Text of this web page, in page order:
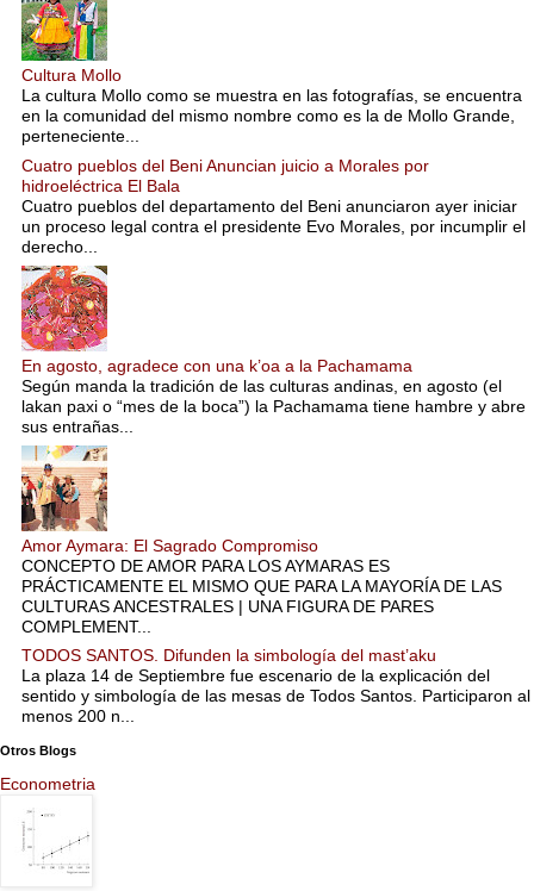
Cultura Mollo
La cultura Mollo como se muestra en las fotografías, se encuentra
en la comunidad del mismo nombre como es la de Mollo Grande,
perteneciente...
Cuatro pueblos del Beni Anuncian juicio a Morales por
hidroeléctrica El Bala
Cuatro pueblos del departamento del Beni anunciaron ayer iniciar
un proceso legal contra el presidente Evo Morales, por incumplir el
derecho...
En agosto, agradece con una k’oa a la Pachamama
Según manda la tradición de las culturas andinas, en agosto (el
lakan paxi o “mes de la boca”) la Pachamama tiene hambre y abre
sus entrañas...
Amor Aymara: El Sagrado Compromiso
CONCEPTO DE AMOR PARA LOS AYMARAS ES
PRÁCTICAMENTE EL MISMO QUE PARA LA MAYORÍA DE LAS
CULTURAS ANCESTRALES | UNA FIGURA DE PARES
COMPLEMENT...
TODOS SANTOS. Difunden la simbología del mast’aku
La plaza 14 de Septiembre fue escenario de la explicación del
sentido y simbología de las mesas de Todos Santos. Participaron al
menos 200 n...
Otros Blogs
Econometria